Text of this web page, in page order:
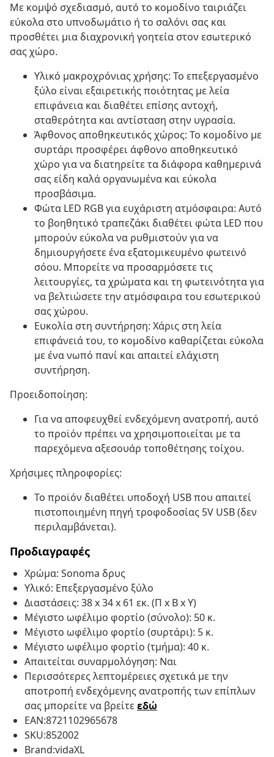
Με κομψό σχεδιασμό, αυτό το κομοδίνο ταιριάζει
εύκολα στο υπνοδωμάτιο ή το σαλόνι σας και
προσθέτει μια διαχρονική γοητεία στον εσωτερικό
σας χώρο.
Υλικό μακροχρόνιας χρήσης: Το επεξεργασμένο
ξύλο είναι εξαιρετικής ποιότητας με λεία
επιφάνεια και διαθέτει επίσης αντοχή,
σταθερότητα και αντίσταση στην υγρασία.
Άφθονος αποθηκευτικός χώρος: Το κομοδίνο με
συρτάρι προσφέρει άφθονο αποθηκευτικό
χώρο για να διατηρείτε τα διάφορα καθημερινά
σας είδη καλά οργανωμένα και εύκολα
προσβάσιμα.
Φώτα LED RGB για ευχάριστη ατμόσφαιρα: Αυτό
το βοηθητικό τραπεζάκι διαθέτει φώτα LED που
μπορούν εύκολα να ρυθμιστούν για να
δημιουργήσετε ένα εξατομικευμένο φωτεινό
σόου. Μπορείτε να προσαρμόσετε τις
λειτουργίες, τα χρώματα και τη φωτεινότητα για
να βελτιώσετε την ατμόσφαιρα του εσωτερικού
σας χώρου.
Ευκολία στη συντήρηση: Χάρις στη λεία
επιφάνειά του, το κομοδίνο καθαρίζεται εύκολα
με ένα νωπό πανί και απαιτεί ελάχιστη
συντήρηση.
Προειδοποίηση:
Για να αποφευχθεί ενδεχόμενη ανατροπή, αυτό
το προϊόν πρέπει να χρησιμοποιείται με τα
παρεχόμενα αξεσουάρ τοποθέτησης τοίχου.
Χρήσιμες πληροφορίες:
Το προϊόν διαθέτει υποδοχή USB που απαιτεί
πιστοποιημένη πηγή τροφοδοσίας 5V USB (δεν
περιλαμβάνεται).
Προδιαγραφές
Χρώμα: Sonoma δρυς
Υλικό: Επεξεργασμένο ξύλο
Διαστάσεις: 38 x 34 x 61 εκ. (Π x Β x Υ)
Μέγιστο ωφέλιμο φορτίο (σύνολο): 50 κ.
Μέγιστο ωφέλιμο φορτίο (συρτάρι): 5 κ.
Μέγιστο ωφέλιμο φορτίο (τμήμα): 40 κ.
Απαιτείται συναρμολόγηση: Ναι
Περισσότερες λεπτομέρειες σχετικά με την
αποτροπή ενδεχόμενης ανατροπής των επίπλων
σας μπορείτε να βρείτεεδώ
EAN:8721102965678
SKU:852002
Brand:vidaXL